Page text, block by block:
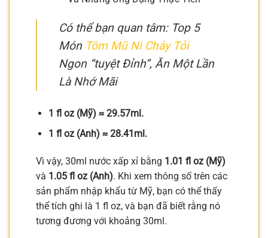
Có thể bạn quan tâm: Top 5
Món Tôm Mũ Ni Cháy Tỏi
Ngon “tuyệt Đỉnh”, Ăn Một Lần
Là Nhớ Mãi
1 fl oz (Mỹ) ≈ 29.57ml.
1 fl oz (Anh) ≈ 28.41ml.
Vì vậy, 30ml nước xấp xỉ bằng 1.01 fl oz (Mỹ)
và 1.05 fl oz (Anh). Khi xem thông số trên các
sản phẩm nhập khẩu từ Mỹ, bạn có thể thấy
thể tích ghi là 1 fl oz, và bạn đã biết rằng nó
tương đương với khoảng 30ml.